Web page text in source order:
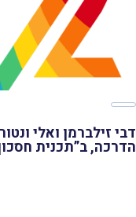
דבי זילברמן ואלי
הדרכה, ב”תכנית